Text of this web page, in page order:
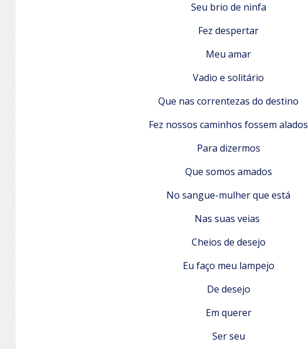
Seu brio de ninfa
Fez despertar
Meu amar
Vadio e solitário
Que nas correntezas do destino
Fez nossos caminhos fossem alados
Para dizermos
Que somos amados
No sangue-mulher que está
Nas suas veias
Cheios de desejo
Eu faço meu lampejo
De desejo
Em querer
Ser seu